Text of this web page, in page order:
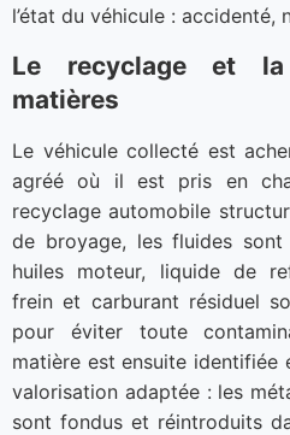
l’état du véhicule : accidenté,
Le recyclage et
matières
Le véhicule collecté est
agréé où il est pris en
recyclage automobile
de broyage, les fluides
huiles moteur, liquide de
frein et carburant résiduel
pour éviter toute
matière est ensuite
valorisation adaptée : les
sont fondus et réintroduits